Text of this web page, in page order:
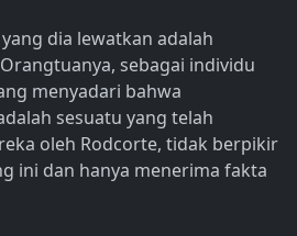
dia lewatkan adalah
sebagai individu
menyadari bahwa
sesuatu yang telah
oleh Rodcorte, tidak berpikir
ini dan hanya menerima fakta